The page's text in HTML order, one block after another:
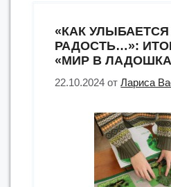
«КАК УЛЫБАЕТСЯ
РАДОСТЬ…»:
«МИР В
22.10.2024 отЛариса